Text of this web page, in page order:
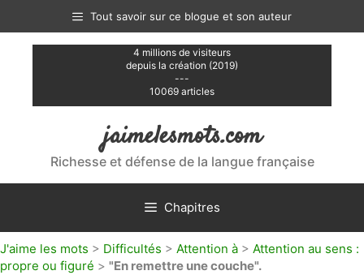
contenu
Tout savoir sur ce blogue et son auteur
4 millions de visiteurs
depuis la création (2019)
---
10069 articles
jaimelesmots.com
Richesse et défense de la langue française
Chapitres
J'aime les mots > Difficultés > Attention à > Attention au sens :
propre ou figuré > "En remettre une couche".